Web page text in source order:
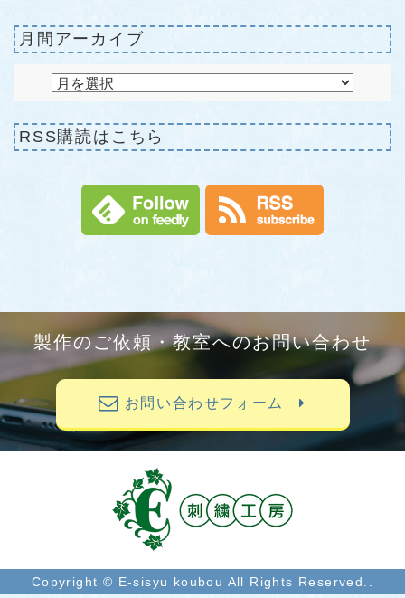
月間アーカイブ
RSS購読はこちら
製作のご依頼・教室へのお問い合わせ
お問い合わせフォーム
Copyright © E-sisyu koubou All Rights Reserved..